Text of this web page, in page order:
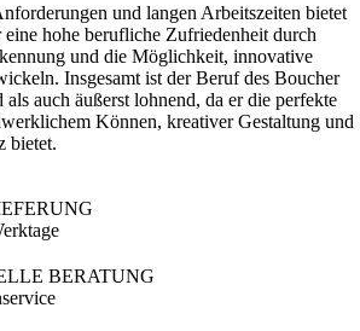
und langen Arbeitszeiten bietet
hohe berufliche Zufriedenheit durch
und die Möglichkeit, innovative
Insgesamt ist der Beruf des Boucher
auch äußerst lohnend, da er die perfekte
Können, kreativer Gestaltung und
bietet.
BERATUNG